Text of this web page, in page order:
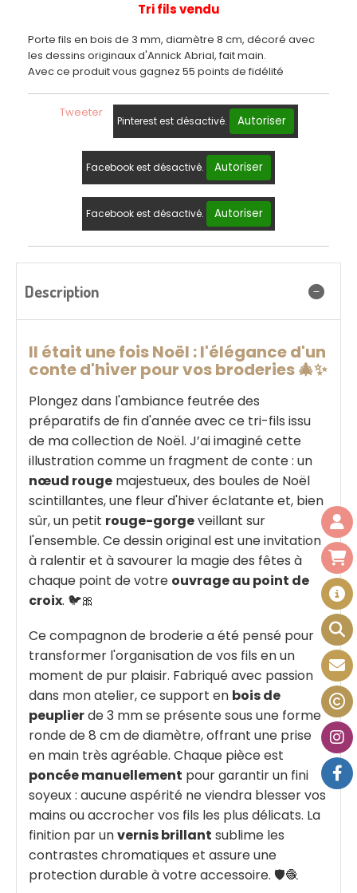
Tri fils vendu
Porte fils en bois de 3 mm, diamètre 8 cm, décoré avec
les dessins originaux d'Annick Abrial, fait main.
Avec ce produit vous gagnez 55 points de fidélité
Tweeter
Pinterest est désactivé. Autoriser
Facebook est désactivé. Autoriser
Facebook est désactivé. Autoriser
Description
Il était une fois Noël : l'élégance d'un
conte d'hiver pour vos broderies 🎄✨
Plongez dans l'ambiance feutrée des
préparatifs de fin d'année avec ce tri-fils issu
de ma collection de Noël. J’ai imaginé cette
illustration comme un fragment de conte : un
nœud rouge majestueux, des boules de Noël
scintillantes, une fleur d'hiver éclatante et, bien
sûr, un petit rouge-gorgeveillant sur
l'ensemble. Ce dessin original est une invitation
à ralentir et à savourer la magie des fêtes à
chaque point de votre ouvrage au point de
croix. 🐦🎀
Ce compagnon de broderie a été pensé pour
transformer l'organisation de vos fils en un
moment de pur plaisir. Fabriqué avec passion
dans mon atelier, ce support en bois de
peuplierde 3 mm se présente sous une forme
ronde de 8 cm de diamètre, offrant une prise
en main très agréable. Chaque pièce est
poncée manuellement pour garantir un fini
soyeux : aucune aspérité ne viendra blesser vos
mains ou accrocher vos fils les plus délicats. La
finition par unvernis brillant sublime les
contrastes chromatiques et assure une
protection durable à votre accessoire. 🛡️🧶